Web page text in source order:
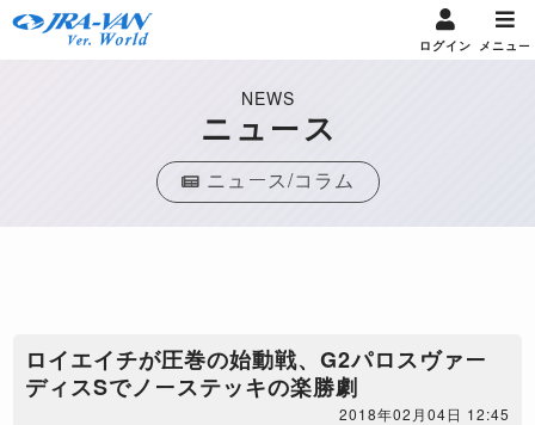
ログイン メニュー
NEWS
ニュース
ニュース/コラム
ロイエイチが圧巻の始動戦、G2パロスヴァー
ディスSでノーステッキの楽勝劇
2018年02月04日 12:45